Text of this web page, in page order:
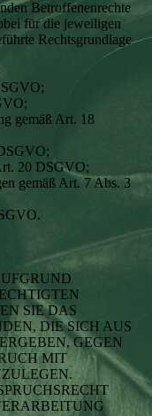
Betroffenenrechte
für die jeweiligen
Rechtsgrundlage
gemäß Art. 18
20 DSGVO;
gemäß Art. 7 Abs. 3
SIE DAS
DIE SICH AUS
GEGEN
MIT